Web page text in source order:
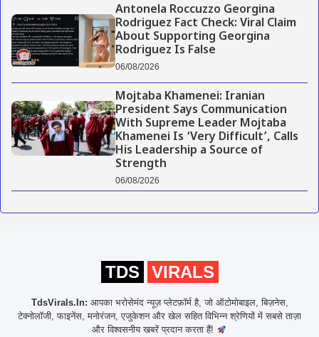
Antonela Roccuzzo Georgina
Rodriguez Fact Check: Viral Claim
About Supporting Georgina
Rodriguez Is False
06/08/2026
Mojtaba Khamenei: Iranian
President Says Communication
With Supreme Leader Mojtaba
Khamenei Is ‘Very Difficult’, Calls
His Leadership a Source of
Strength
06/08/2026
TDS VIRALS
TdsVirals.In: आपका भरोसेमंद न्यूज़ प्लेटफ़ॉर्म है, जो ऑटोमोबाइल, बिज़नेस,
टेक्नोलॉजी, फाइनेंस, मनोरंजन, एजुकेशन और खेल सहित विभिन्न श्रेणियों में सबसे ताज़ा
और विश्वसनीय खबरें प्रदान करता हैं!